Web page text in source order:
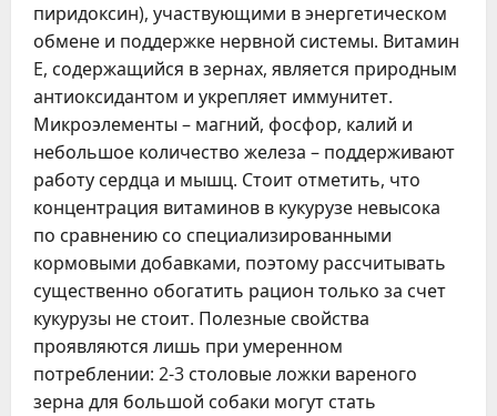
пиридоксин), участвующими в энергетическом
обмене и поддержке нервной системы. Витамин
E, содержащийся в зернах, является природным
антиоксидантом и укрепляет иммунитет.
Микроэлементы – магний, фосфор, калий и
небольшое количество железа – поддерживают
работу сердца и мышц. Стоит отметить, что
концентрация витаминов в кукурузе невысока
по сравнению со специализированными
кормовыми добавками, поэтому рассчитывать
существенно обогатить рацион только за счет
кукурузы не стоит. Полезные свойства
проявляются лишь при умеренном
потреблении: 2-3 столовые ложки вареного
зерна для большой собаки могут стать